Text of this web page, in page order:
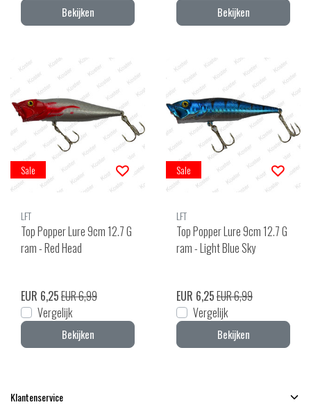
Bekijken Bekijken
Sale
LFT
Top Popper Lure 9cm 12.7 G
ram - Red Head
EUR 6,25EUR 6,99
Vergelijk
Bekijken
Sale
LFT
Top Popper Lure 9cm 12.7 G
ram - Light Blue Sky
EUR 6,25EUR 6,99
Vergelijk
Bekijken
Klantenservice